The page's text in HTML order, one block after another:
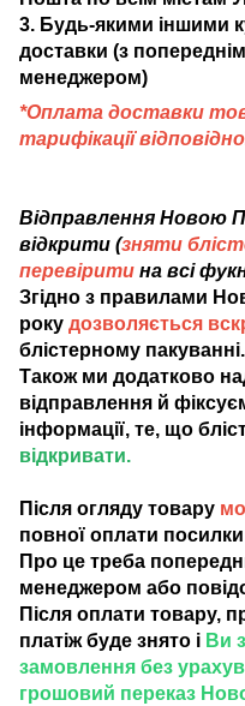
3. Будь-якими іншими
доставки (з
менеджером)
*Оплата доставки
тарифікації
Відправлення Новою
відкрити (зняти
перевірити на всі
Згідно з правилами
року дозволяється
блістерному пакуванні.
Також ми додатково
відправлення й
інформації, те, що
відкривати.
Після огляду товару
повної оплати
Про це треба
менеджером або
Після оплати товару,
платіж буде знято і Ви
замовлення без
грошовий переказ